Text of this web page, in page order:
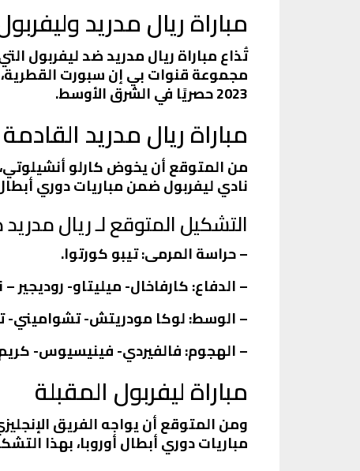
مباراة ريال مدريد
تُذاع مباراة ريال مدريد ضد ليفربول
2023 حصريًا في الشرق الأوسط.
مباراة ريال مدريد القادمة
من المتوقع أن يخوض كارلو
نادي ليفربول ضمن مباريات دوري
التشكيل المتوقع لـ ريال
– حراسة المرمى: تيبو كورتوا.
– الدفاع: كارفاخال- ميليتاو- روديجير
– الوسط: لوكا مودريتش-
– الهجوم: فالفيردي- فينيسيوس- كريم
مباراة ليفربول المقبلة
ومن المتوقع أن يواجه الفريق
مباريات دوري أبطال أوروبا، بهذا